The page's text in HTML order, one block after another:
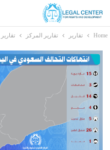
Home تقارير تقارير المركز